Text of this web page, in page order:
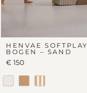
HENVAE SOFTPLAY
BOGEN – SAND
€ 150
Retro
Sand
Sand
Stripe